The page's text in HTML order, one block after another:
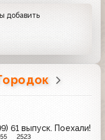
добавить
61 выпуск. Поехали!
2523